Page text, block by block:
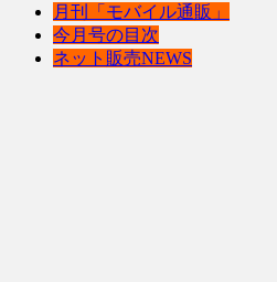
月刊「モバイル通販」
今月号の目次
ネット販売NEWS